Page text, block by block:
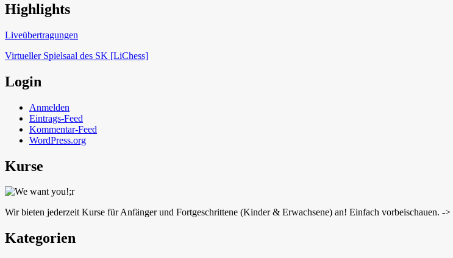
Schach in Lauffen
Highlights
Liveübertragungen
Virtueller Spielsaal des SK [LiChess]
Login
Anmelden
Eintrags-Feed
Kommentar-Feed
WordPress.org
Kurse
Wir bieten jederzeit Kurse für Anfänger und Fortgeschrittene (Kinder & Erwachsene) an! Einfach vorbeischauen. ->
Kategorien